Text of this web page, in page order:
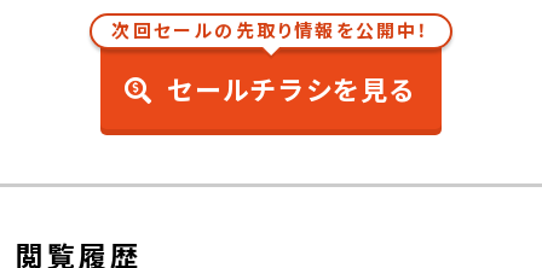
次回セールの先取り情報を公開中！
セールチラシを見る
閲覧履歴